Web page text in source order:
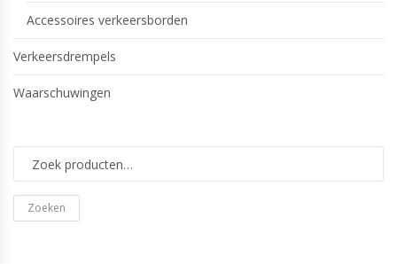
Accessoires verkeersborden
Verkeersdrempels
Waarschuwingen
Zoeken